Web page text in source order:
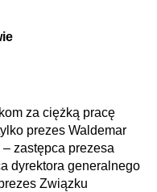
za ciężką pracę
prezes Waldemar
zastępca prezesa
dyrektora generalnego
Związku